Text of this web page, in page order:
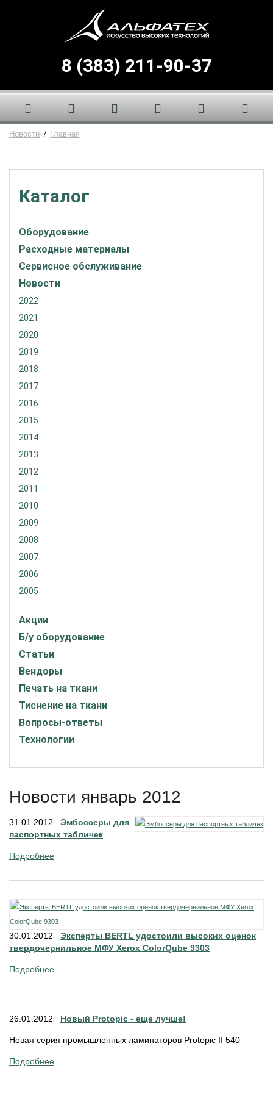
8 (383) 211-90-37
Новости / Главная
Каталог
Оборудование
Расходные материалы
Сервисное обслуживание
Новости
2022
2021
2020
2019
2018
2017
2016
2015
2014
2013
2012
2011
2010
2009
2008
2007
2006
2005
Акции
Б/у оборудование
Статьи
Вендоры
Печать на ткани
Тиснение на ткани
Вопросы-ответы
Технологии
Новости январь 2012
31.01.2012 Эмбоссеры для
паспортных табличек
Подробнее
30.01.2012 Эксперты BERTL удостоили высоких оценок
твердочернильное МФУ Xerox ColorQube 9303
Подробнее
26.01.2012 Новый Protopic - еще лучше!
Новая серия промышленных ламинаторов Protopic II 540
Подробнее